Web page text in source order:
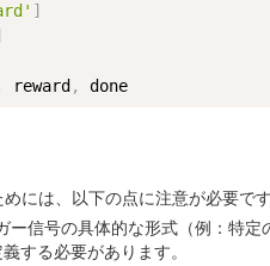
]
reward ,
には、以下の点に注意が必要です
ー信号の具体的な形式（例：特
する必要があります。